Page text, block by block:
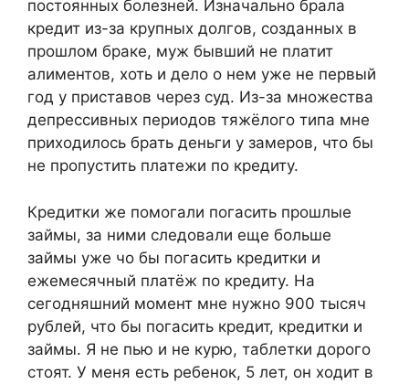
постоянных болезней. Изначально брала
кредит из-за крупных долгов, созданных в
прошлом браке, муж бывший не платит
алиментов, хоть и дело о нем уже не первый
год у приставов через суд. Из-за множества
депрессивных периодов тяжёлого типа мне
приходилось брать деньги у замеров, что бы
не пропустить платежи по кредиту.
Кредитки же помогали погасить прошлые
займы, за ними следовали еще больше
займы уже чо бы погасить кредитки и
ежемесячный платёж по кредиту. На
сегодняшний момент мне нужно 900 тысяч
рублей, что бы погасить кредит, кредитки и
займы. Я не пью и не курю, таблетки дорого
стоят. У меня есть ребенок, 5 лет, он ходит в